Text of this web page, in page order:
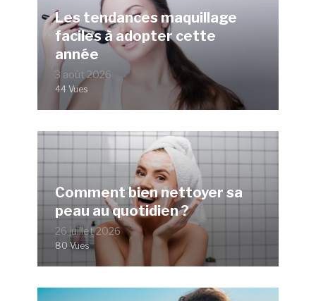
Les tendances maquillage
faciles à adopter cette
année
3 août 2026
44 Vues
Comment bien nettoyer sa
peau au quotidien ?
26 juillet 2026
80 Vues